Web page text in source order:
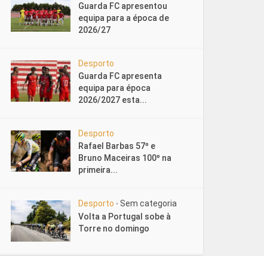
Guarda FC apresentou
equipa para a época de
2026/27
Desporto
Guarda FC apresenta
equipa para época
2026/2027 esta...
Desporto
Rafael Barbas 57º e
Bruno Maceiras 100º na
primeira...
Desporto • Sem categoria
Volta a Portugal sobe à
Torre no domingo